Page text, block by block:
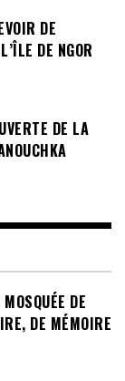
DE
DE NGOR
DE LA
DE
DE MÉMOIRE